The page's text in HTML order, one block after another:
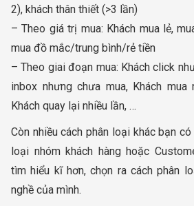
2), khách thân thiết (>3 lần)
– Theo giá trị mua: Khách mua lẻ,
mua đồ mắc/trung bình/rẻ tiền
– Theo giai đoạn mua: Khách click
inbox nhưng chưa mua, Khách
Khách quay lại nhiều lần, …
Còn nhiều cách phân loại khác bạn
loại nhóm khách hàng hoặc
tìm hiểu kĩ hơn, chọn ra cách phân
nghề của mình.